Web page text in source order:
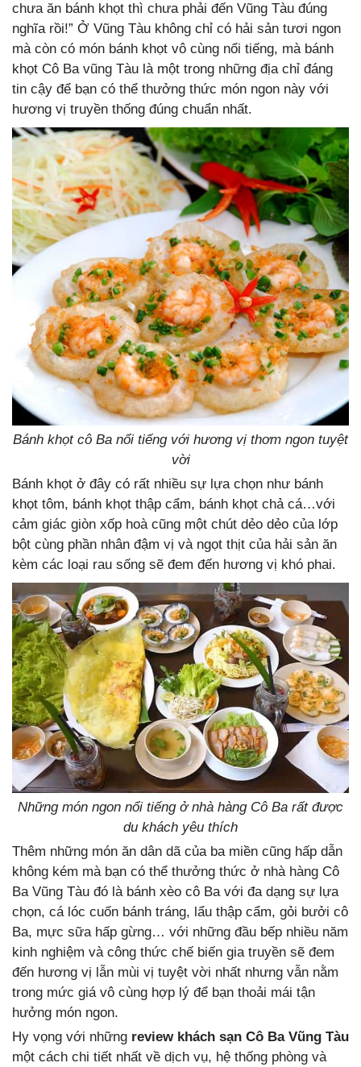
chưa ăn bánh khọt thì chưa phải đến Vũng Tàu đúng
nghĩa rồi!” Ở Vũng Tàu không chỉ có hải sản tươi ngon
mà còn có món bánh khọt vô cùng nổi tiếng, mà bánh
khọt Cô Ba vũng Tàu là một trong những địa chỉ đáng
tin cậy để bạn có thể thưởng thức món ngon này với
hương vị truyền thống đúng chuẩn nhất.
Bánh khọt cô Ba nổi tiếng với hương vị thơm ngon tuyệt
vời
Bánh khọt ở đây có rất nhiều sự lựa chọn như bánh
khọt tôm, bánh khọt thập cẩm, bánh khọt chả cá…với
cảm giác giòn xốp hoà cũng một chút dẻo dẻo của lớp
bột cùng phần nhân đậm vị và ngọt thịt của hải sản ăn
kèm các loại rau sống sẽ đem đến hương vị khó phai.
Những món ngon nổi tiếng ở nhà hàng Cô Ba rất được
du khách yêu thích
Thêm những món ăn dân dã của ba miền cũng hấp dẫn
không kém mà bạn có thể thưởng thức ở nhà hàng Cô
Ba Vũng Tàu đó là bánh xèo cô Ba với đa dạng sự lựa
chọn, cá lóc cuốn bánh tráng, lẩu thập cẩm, gỏi bưởi cô
Ba, mực sữa hấp gừng… với những đầu bếp nhiều năm
kinh nghiệm và công thức chế biến gia truyền sẽ đem
đến hương vị lẫn mùi vị tuyệt vời nhất nhưng vẫn nằm
trong mức giá vô cùng hợp lý để bạn thoải mái tận
hưởng món ngon.
Hy vọng với những review khách sạn Cô Ba Vũng Tàu
một cách chi tiết nhất về dịch vụ, hệ thống phòng và